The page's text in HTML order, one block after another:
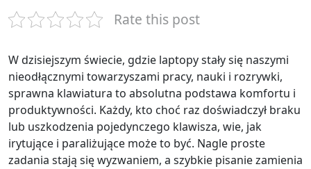
Rate this post
W dzisiejszym świecie, gdzie laptopy stały się naszymi
nieodłącznymi towarzyszami pracy, nauki i rozrywki,
sprawna klawiatura to absolutna podstawa komfortu i
produktywności. Każdy, kto choć raz doświadczył braku
lub uszkodzenia pojedynczego klawisza, wie, jak
irytujące i paraliżujące może to być. Nagle proste
zadania stają się wyzwaniem, a szybkie pisanie zamienia